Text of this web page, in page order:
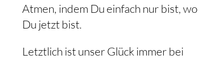
Atmen, indem Du einfach nur bist, wo
Du jetzt bist.
Letztlich ist unser Glück immer bei